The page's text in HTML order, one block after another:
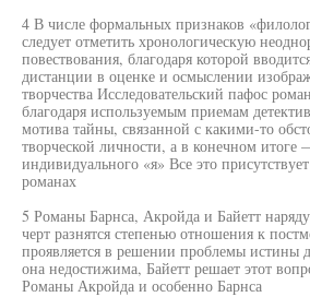
4 В числе формальных признаков
следует отметить хронологическую
повествования, благодаря которой
дистанции в оценке и осмыслении
творчества Исследовательский пафос
благодаря используемым приемам
мотива тайны, связанной с какими-то
творческой личности, а в конечном итоге
индивидуального «я» Все это
романах
5 Романы Барнса, Акройда и Байетт
черт разнятся степенью отношения к
проявляется в решении проблемы истины
она недостижима, Байетт решает этот
Романы Акройда и особенно Барнса